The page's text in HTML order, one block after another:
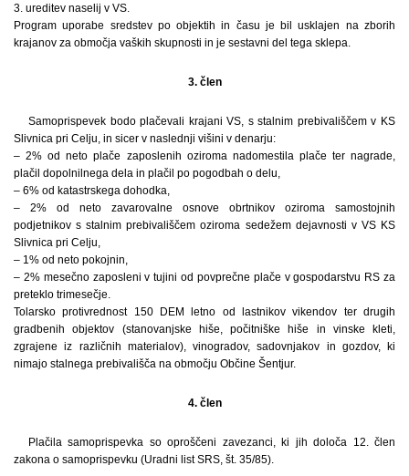
3. ureditev naselij v VS.
Program uporabe sredstev po objektih in času je bil usklajen na zborih
krajanov za območja vaških skupnosti in je sestavni del tega sklepa.
3. člen
Samoprispevek bodo plačevali krajani VS, s stalnim prebivališčem v KS
Slivnica pri Celju, in sicer v naslednji višini v denarju:
– 2% od neto plače zaposlenih oziroma nadomestila plače ter nagrade,
plačil dopolnilnega dela in plačil po pogodbah o delu,
– 6% od katastrskega dohodka,
– 2% od neto zavarovalne osnove obrtnikov oziroma samostojnih
podjetnikov s stalnim prebivališčem oziroma sedežem dejavnosti v VS KS
Slivnica pri Celju,
– 1% od neto pokojnin,
– 2% mesečno zaposleni v tujini od povprečne plače v gospodarstvu RS za
preteklo trimesečje.
Tolarsko protivrednost 150 DEM letno od lastnikov vikendov ter drugih
gradbenih objektov (stanovanjske hiše, počitniške hiše in vinske kleti,
zgrajene iz različnih materialov), vinogradov, sadovnjakov in gozdov, ki
nimajo stalnega prebivališča na območju Občine Šentjur.
4. člen
Plačila samoprispevka so oproščeni zavezanci, ki jih določa 12. člen
zakona o samoprispevku (Uradni list SRS, št. 35/85).